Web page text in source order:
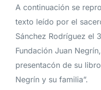
A continuación se
texto leído por el
Sánchez Rodríguez el
Fundación Juan
presentacón de su
Negrín y su familia”.